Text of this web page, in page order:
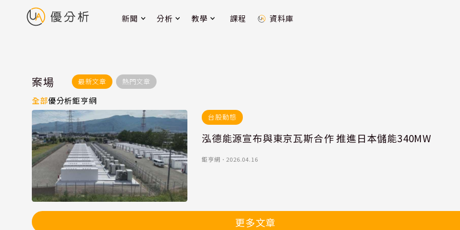
新聞 分析 教學 課程 資料庫
案場 最新文章 熱門文章
全部優分析鉅亨網
台股動態
泓德能源宣布與東京瓦斯合作 推進日本儲能340MW
鉅亨網 ． 2026.04.16
更多文章